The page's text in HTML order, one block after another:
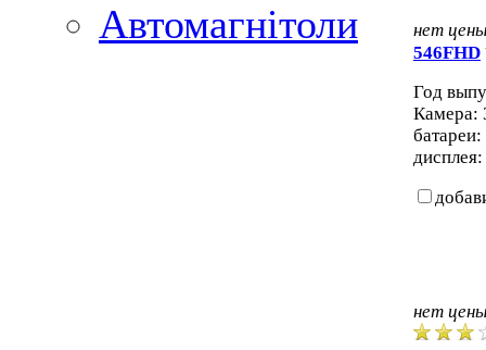
Автомагнітоли
нет
546FHD
Год
Камера:
нет